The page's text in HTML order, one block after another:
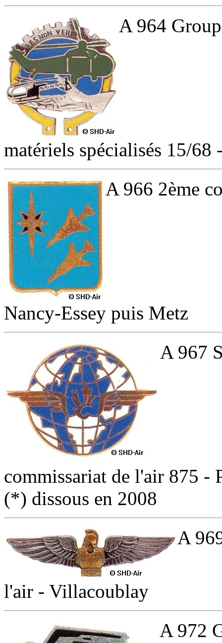
A 964
matériels spécialisés 15/68
A 966 2ème
Nancy-Essey puis Metz
A 967
commissariat de l'air 875 -
(*) dissous en 2008
A
l'air - Villacoublay
A 972